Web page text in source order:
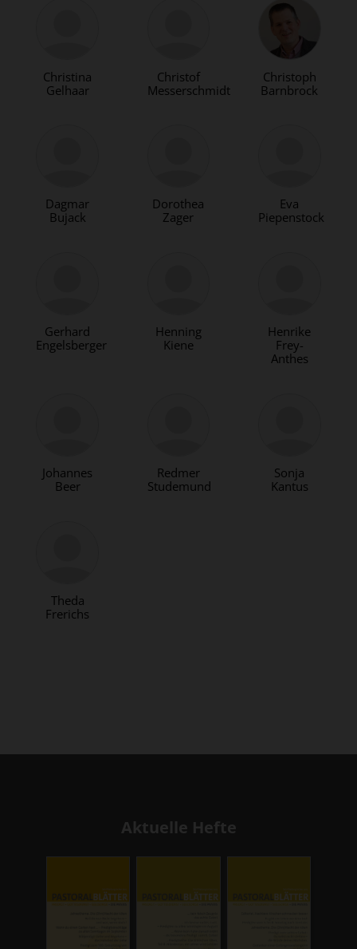
Christina
Gelhaar
Christof
Messerschmidt
Christoph
Barnbrock
Dagmar
Bujack
Dorothea
Zager
Eva
Piepenstock
Gerhard
Engelsberger
Henning
Kiene
Henrike
Frey-
Anthes
Johannes
Beer
Redmer
Studemund
Sonja
Kantus
Theda
Frerichs
Aktuelle Hefte